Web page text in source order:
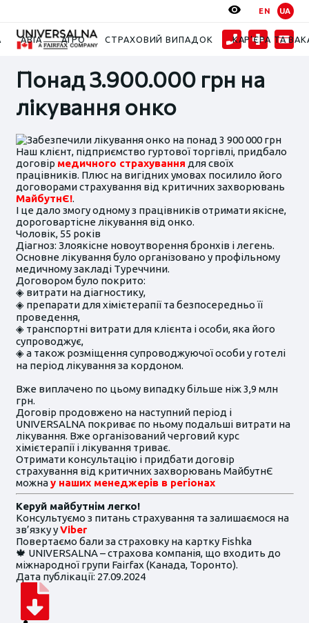
EN UA
АВІА АГРО СТРАХОВИЙ ВИПАДОК КАР’ЄРА ТА
Забезпечили лікування онко на понад 3 900 000 грн
Понад 3.900.000 грн на
лікування онко
Наш клієнт, підприємство гуртової торгівлі, придбало
договір медичного страхування для своїх
працівників. Плюс на вигідних умовах посилило його
договорами страхування від критичних захворювань
МайбутнЄ!.
І це дало змогу одному з працівників отримати якісне,
дороговартісне лікування від онко.
Чоловік, 55 років
Діагноз: Злоякісне новоутворення бронхів і легень.
Основне лікування було організовано у профільному
медичному закладі Туреччини.
Договором було покрито:
◈ витрати на діагностику,
◈ препарати для хімієтерапії та безпосередньо її
проведення,
◈ транспортні витрати для клієнта і особи, яка його
супроводжує,
◈ а також розміщення супроводжуючої особи у готелі
на період лікування за кордоном.
Вже виплачено по цьому випадку більше ніж 3,9 млн
грн.
Договір продовжено на наступний період і
UNIVERSALNA покриває по ньому подальші витрати на
лікування. Вже організований черговий курс
хімієтерапії і лікування триває.
Отримати консультацію і придбати договір
страхування від критичних захворювань МайбутнЄ
можнау наших менеджерів в регіонах
Керуй майбутнім легко!
Консультуємо з питань страхування та залишаємося на
зв’язку уViber
Повертаємо бали за страховку на картку Fishka
🍁 UNIVERSALNA – страхова компанія, що входить до
міжнародної групи Fairfax (Канада, Торонто).
Дата публікації: 27.09.2024